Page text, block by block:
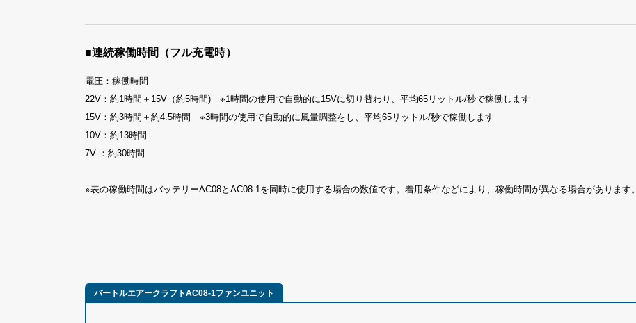
■連続稼働時間（フル充電時）
電圧：稼働時間
22V：約1時間＋15V（約5時間) ※1時間の使用で自動的に15Vに切り替わり、平均65リットル/秒で稼働します
15V：約3時間＋約4.5時間 ※3時間の使用で自動的に風量調整をし、平均65リットル/秒で稼働します
10V：約13時間
7V ：約30時間
※表の稼働時間はバッテリーAC08とAC08-1を同時に使用する場合の数値です。着用条件などにより、稼働時間が異なる場合があります。
バートルエアークラフトAC08-1ファンユニット